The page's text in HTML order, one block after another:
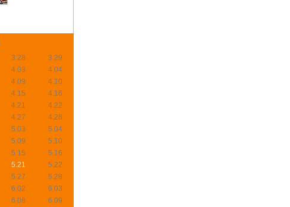
3.28
3.29
4.03
4.04
4.09
4.10
4.15
4.16
4.21
4.22
4.27
4.28
5.03
5.04
5.09
5.10
5.15
5.16
5.21
5.22
5.27
5.28
6.02
6.03
6.08
6.09